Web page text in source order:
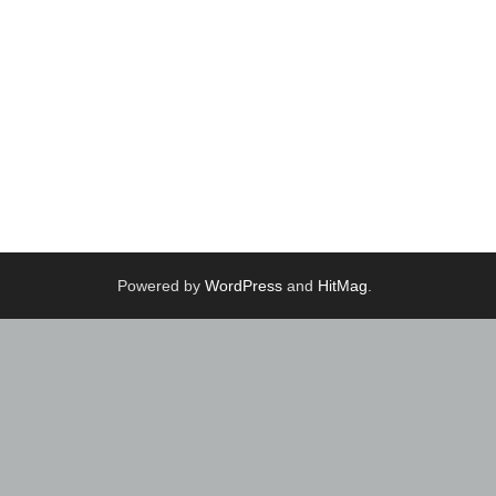
Powered by WordPress and HitMag